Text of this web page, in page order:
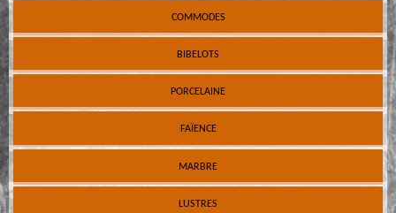
COMMODES
BIBELOTS
PORCELAINE
FAÏENCE
MARBRE
LUSTRES